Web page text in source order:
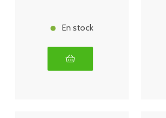
En stock